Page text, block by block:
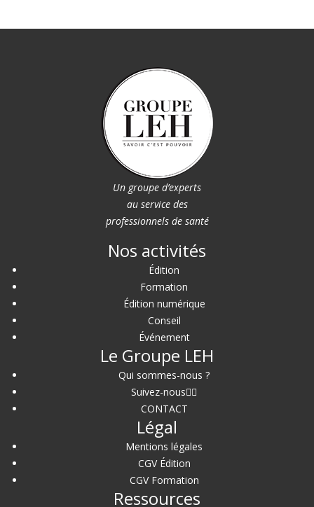
Un groupe d’experts
au service des
professionnels de santé
Nos activités
Édition
Formation
Édition numérique
Conseil
Événement
Le Groupe LEH
Qui sommes-nous ?
Suivez-nous
CONTACT
Légal
Mentions légales
CGV Édition
CGV Formation
Ressources